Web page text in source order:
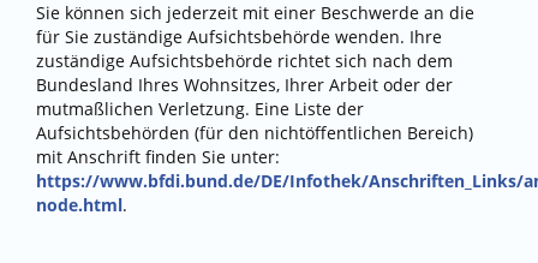
Sie können sich jederzeit mit einer Beschwerde an die
für Sie zuständige Aufsichtsbehörde wenden. Ihre
zuständige Aufsichtsbehörde richtet sich nach dem
Bundesland Ihres Wohnsitzes, Ihrer Arbeit oder der
mutmaßlichen Verletzung. Eine Liste der
Aufsichtsbehörden (für den nichtöffentlichen Bereich)
mit Anschrift finden Sie unter:
https://www.bfdi.bund.de/DE/Infothek/Anschriften_Links/
node.html.